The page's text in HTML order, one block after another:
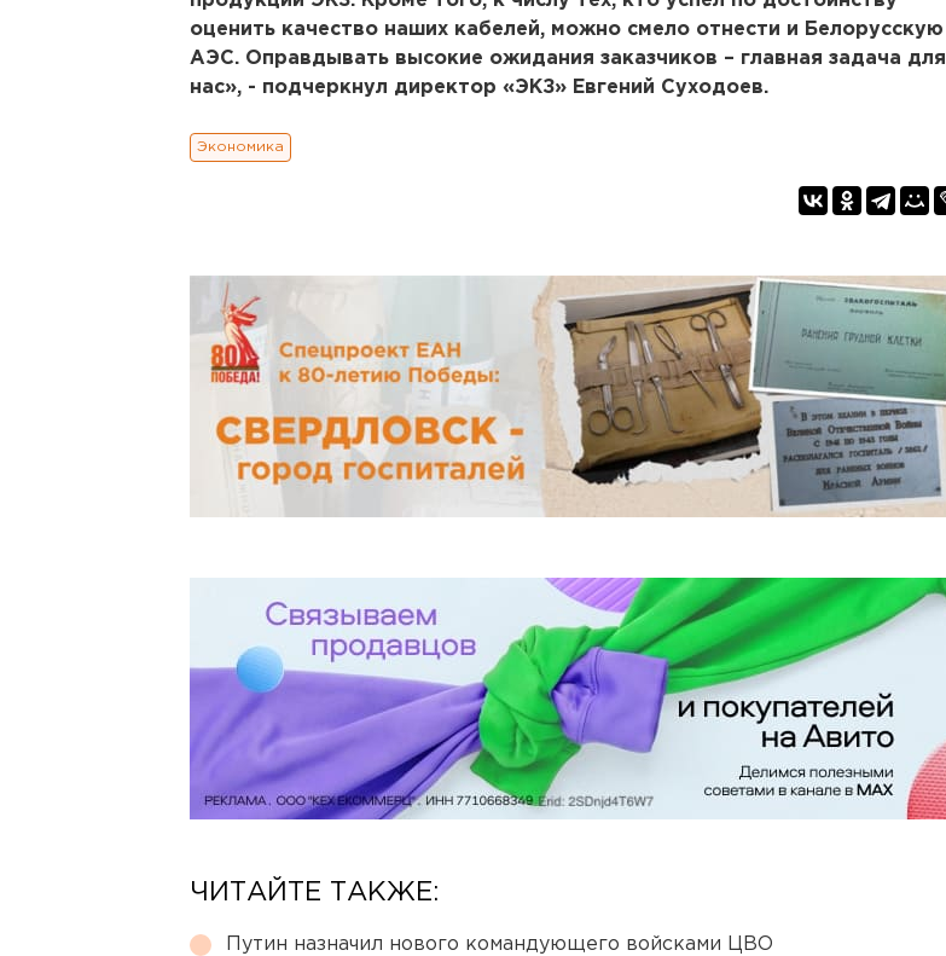
оценить качество наших кабелей, можно смело отнести и Белорусскую
АЭС. Оправдывать высокие ожидания заказчиков – главная задача для
нас», - подчеркнул директор «ЭКЗ» Евгений Суходоев.
Экономика
ЧИТАЙТЕ ТАКЖЕ:
Путин назначил нового командующего войсками ЦВО